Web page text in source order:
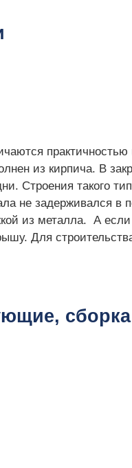
практичностью
из кирпича. В
Строения такого
не задерживался в
из металла. А
Для
сборка